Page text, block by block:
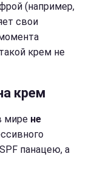
(например,
свои
крем не
крем
мире не
панацею, а